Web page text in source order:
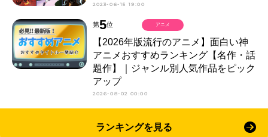
2023-06-15 19:00
第5位
【2026年版流行のアニメ】面白い神
アニメおすすめランキング【名作・話
題作】｜ジャンル別人気作品をピック
アップ
2026-08-02 00:00
アニメ
ランキングを見る